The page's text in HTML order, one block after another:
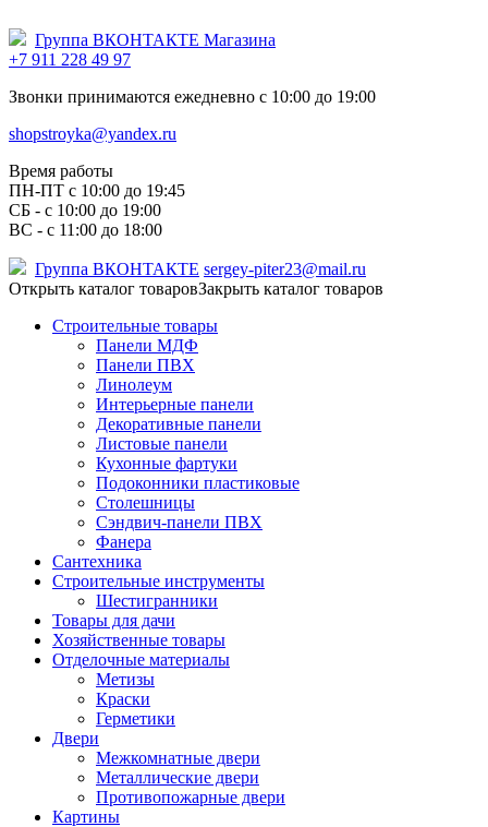
Группа ВКОНТАКТЕ Магазина
+7 911 228 49 97
Звонки принимаются ежедневно с 10:00 до 19:00
shopstroyka@yandex.ru
Время работы
ПН-ПТ c 10:00 до 19:45
СБ - с 10:00 до 19:00
ВС - с 11:00 до 18:00
Группа ВКОНТАКТЕ sergey-piter23@mail.ru
Открыть каталог товаровЗакрыть каталог товаров
Строительные товары
Панели МДФ
Панели ПВХ
Линолеум
Интерьерные панели
Декоративные панели
Листовые панели
Кухонные фартуки
Подоконники пластиковые
Столешницы
Сэндвич-панели ПВХ
Фанера
Сантехника
Строительные инструменты
Шестигранники
Товары для дачи
Хозяйственные товары
Отделочные материалы
Метизы
Краски
Герметики
Двери
Межкомнатные двери
Металлические двери
Противопожарные двери
Картины